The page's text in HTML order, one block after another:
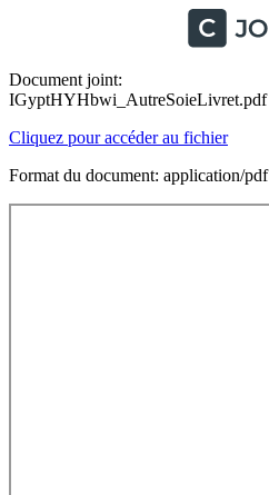
Document joint:
IGyptHYHbwi_AutreSoieLivret.pdf
Cliquez pour accéder au fichier
Format du document: application/pdf